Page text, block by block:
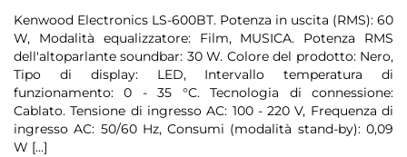
Kenwood Electronics LS-600BT. Potenza in uscita (RMS): 60
W, Modalità equalizzatore: Film, MUSICA. Potenza RMS
dell'altoparlante soundbar: 30 W. Colore del prodotto: Nero,
Tipo di display: LED, Intervallo temperatura di
funzionamento: 0 - 35 °C. Tecnologia di connessione:
Cablato. Tensione di ingresso AC: 100 - 220 V, Frequenza di
ingresso AC: 50/60 Hz, Consumi (modalità stand-by): 0,09
W [...]